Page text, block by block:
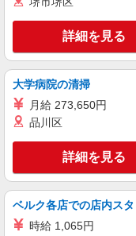
紹介予定派遣
株式会社シエロ
スマ
る）
○。
給(規定有) お友達を紹介頂くと,
給(規
キープ
派遣社員
詳細を見る
大学病院の清掃
月給 273,650円
品川区
詳細を見る
ベルク各店での店内ス
時給 1,065円